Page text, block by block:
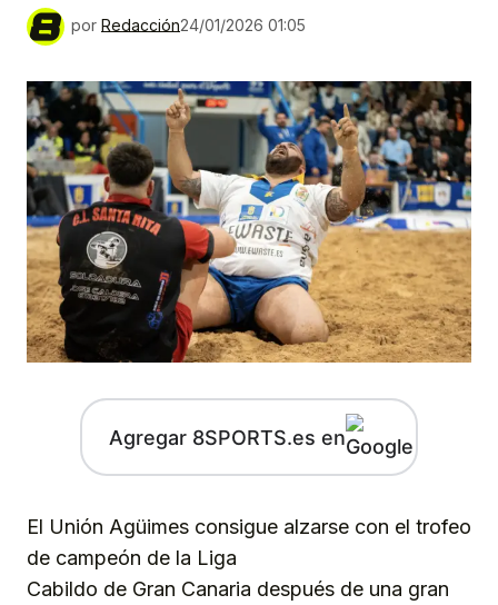
por Redacción24/01/2026 01:05
Agregar 8SPORTS.es en
El Unión Agüimes consigue alzarse con el trofeo
de campeón de la Liga
Cabildo de Gran Canaria después de una gran